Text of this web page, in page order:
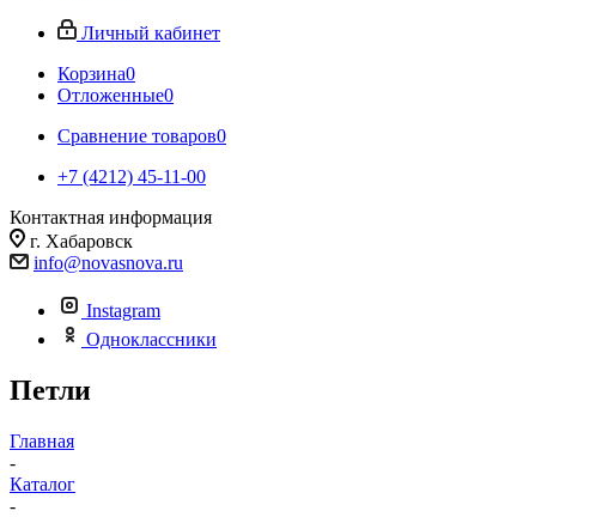
Личный кабинет
Корзина0
Отложенные0
Сравнение товаров0
+7 (4212) 45-11-00
Контактная информация
г. Хабаровск
info@novasnova.ru
Instagram
Одноклассники
Петли
Главная
-
Каталог
-